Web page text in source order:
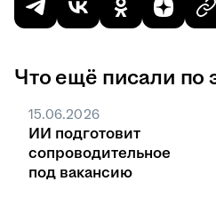
Что ещё писали по
15.06.2026
ИИ подготовит
сопроводительное
под вакансию